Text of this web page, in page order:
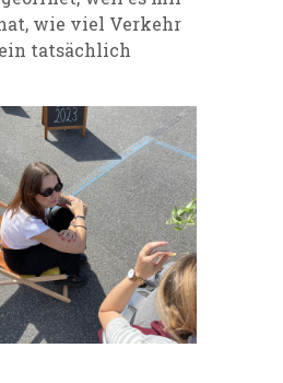
wie viel Verkehr
tatsächlich